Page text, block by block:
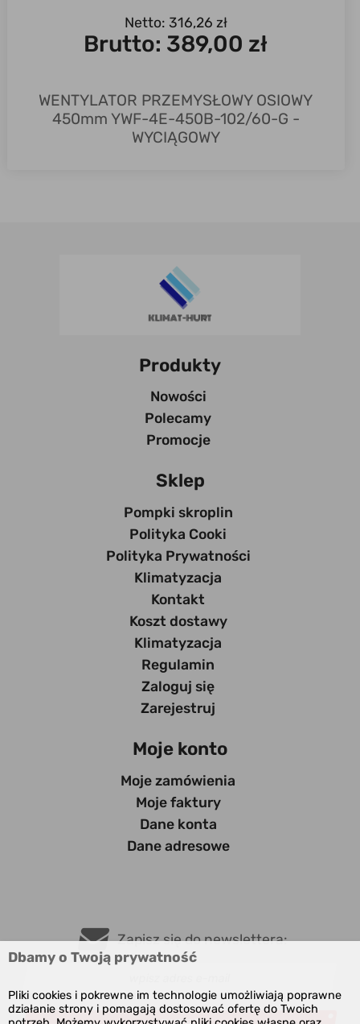
WENTYLATOR PRZEMYSŁOWY OSIOWY
450mm YWF-4E-450B-102/60-G -
WYCIĄGOWY
Netto: 316,26 zł
Brutto: 389,00 zł
Zapisz się do newslettera:
Produkty
Nowości
Polecamy
Promocje
Sklep
Pompki skroplin
Polityka Cooki
Polityka Prywatności
Klimatyzacja
Kontakt
Koszt dostawy
Klimatyzacja
Regulamin
Zaloguj się
Zarejestruj
Moje konto
Moje zamówienia
Moje faktury
Dane konta
Dane adresowe
Dbamy o Twoją prywatność
Pliki cookies i pokrewne im technologie umożliwiają poprawne
działanie strony i pomagają dostosować ofertę do Twoich